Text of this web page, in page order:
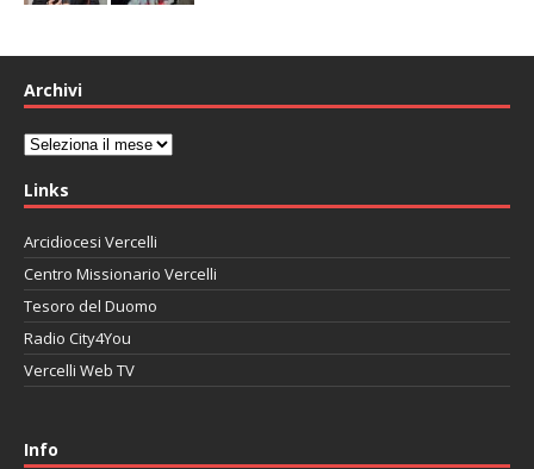
Archivi
Archivi
Links
Arcidiocesi Vercelli
Centro Missionario Vercelli
Tesoro del Duomo
Radio City4You
Vercelli Web TV
Info